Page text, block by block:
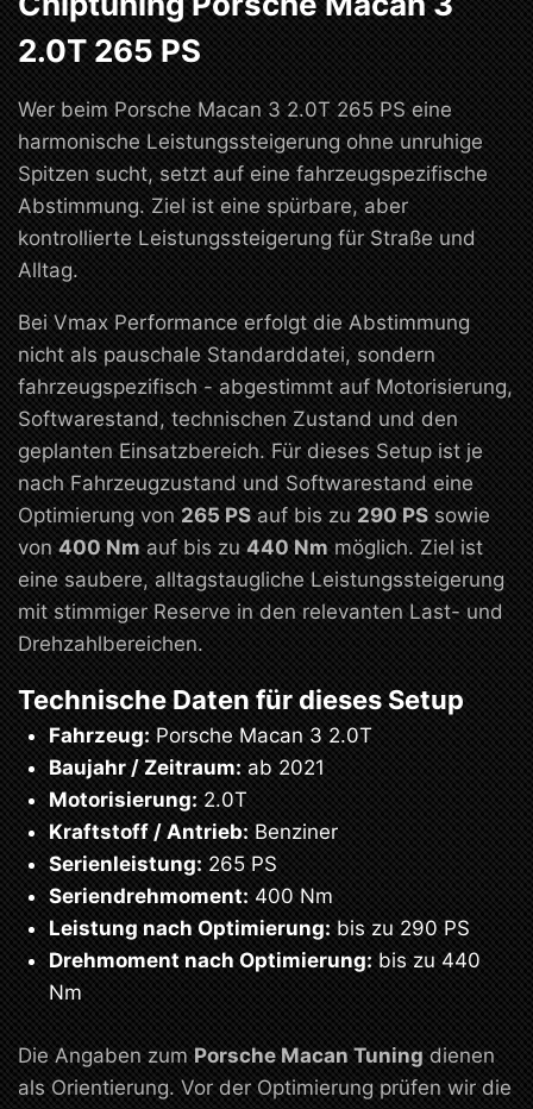
2.0T 265 PS
Wer beim Porsche Macan 3 2.0T 265 PS eine
harmonische Leistungssteigerung ohne unruhige
Spitzen sucht, setzt auf eine fahrzeugspezifische
Abstimmung. Ziel ist eine spürbare, aber
kontrollierte Leistungssteigerung für Straße und
Alltag.
Bei Vmax Performance erfolgt die Abstimmung
nicht als pauschale Standarddatei, sondern
fahrzeugspezifisch - abgestimmt auf Motorisierung,
Softwarestand, technischen Zustand und den
geplanten Einsatzbereich. Für dieses Setup ist je
nach Fahrzeugzustand und Softwarestand eine
Optimierung von 265 PS auf bis zu 290 PS sowie
von 400 Nm auf bis zu 440 Nm möglich. Ziel ist
eine saubere, alltagstaugliche Leistungssteigerung
mit stimmiger Reserve in den relevanten Last- und
Drehzahlbereichen.
Technische Daten für dieses Setup
Fahrzeug: Porsche Macan 3 2.0T
Baujahr / Zeitraum: ab 2021
Motorisierung: 2.0T
Kraftstoff / Antrieb: Benziner
Serienleistung: 265 PS
Seriendrehmoment: 400 Nm
Leistung nach Optimierung: bis zu 290 PS
Drehmoment nach Optimierung: bis zu 440
Nm
Die Angaben zum Porsche Macan Tuning dienen
als Orientierung. Vor der Optimierung prüfen wir die